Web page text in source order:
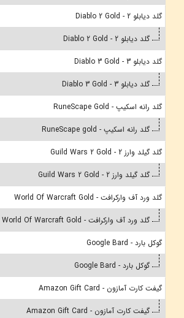
گلد دیابلو 2 - Diablo 2 Gold
گلد دیابلو 2 - Diablo 2 Gold
گلد دیابلو 3 - Diablo 3 Gold
گلد دیابلو 3 - Diablo 3 Gold
گلد رانه اسکیپ - RuneScape Gold
گلد رانه اسکیپ - RuneScape gold
گلد گیلد وارز 2 - Guild Wars 2 Gold
گلد گیلد وارز 2 - Guild Wars 2 Gold
گلد ورد آف وارکرافت - World Of Warcraft Gold
گلد ورد آف وارکرافت - World Of Warcraft Gold
گوکل بارد - Google Bard
گوکل بارد - Google Bard
گیفت کارت آمازون - Amazon Gift Card
گیفت کارت آمازون - Amazon Gift Card